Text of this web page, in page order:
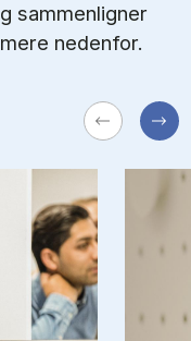
sammenligner
nedenfor.